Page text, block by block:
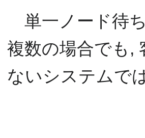
単一ノード待
複数の場合でも,
ないシステムで